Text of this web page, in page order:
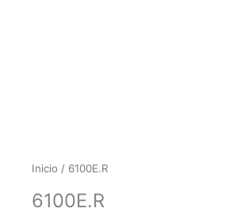
Inicio / 6100E.R
6100E.R